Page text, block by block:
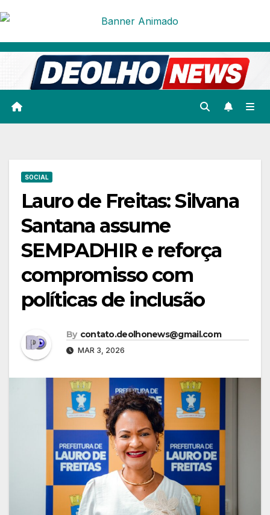
Skip
content
SOCIAL
Lauro de Freitas: Silvana
Santana assume
SEMPADHIR e reforça
compromisso com
políticas de inclusão
By contato.deolhonews@gmail.com
MAR 3, 2026